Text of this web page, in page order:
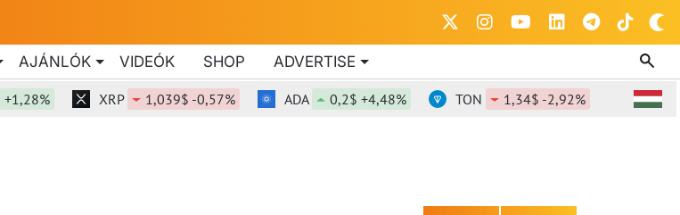
AJÁNLÓK VIDEÓK SHOP ADVERTISE
XRP 1,039$ -0,57% ADA 0,2$ +4,48% TON 1,34$ -2,92% DOT